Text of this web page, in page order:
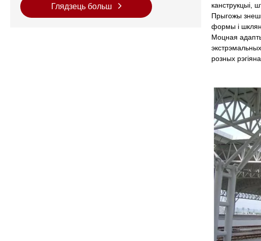
Глядзець больш
канструкцыі,
Прыгожы
формы і
Моцная
розных